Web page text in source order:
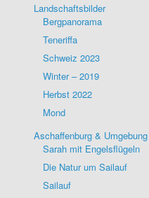
Landschaftsbilder
Bergpanorama
Teneriffa
Schweiz 2023
Winter – 2019
Herbst 2022
Mond
Aschaffenburg & Umgebung
Sarah mit Engelsflügeln
Die Natur um Sailauf
Sailauf